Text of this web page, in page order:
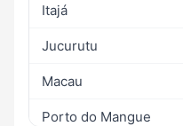
Itajá
Jucurutu
Macau
Porto do Mangue